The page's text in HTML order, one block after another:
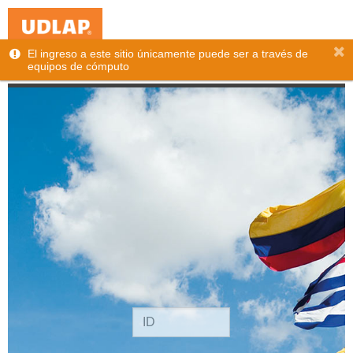
Sistema de Apoyos Educativos
El ingreso a este sitio únicamente puede ser a través de
equipos de cómputo